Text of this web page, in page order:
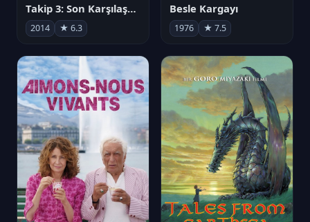
Takip 3: Son Karşılaşma
2014 ★ 6.3
Besle Kargayı
1976 ★ 7.5